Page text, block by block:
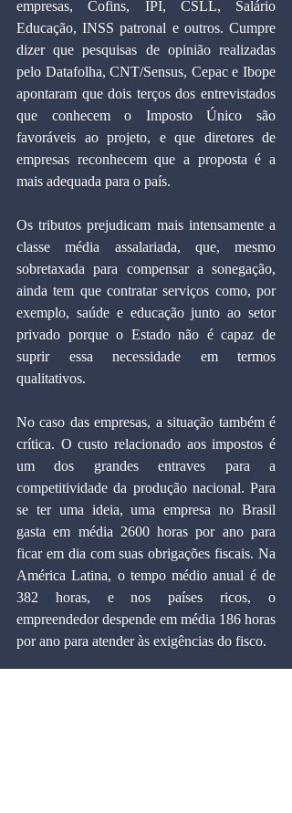
empresas, Cofins, IPI, CSLL, Salário
Educação, INSS patronal e outros. Cumpre
dizer que pesquisas de opinião realizadas
pelo Datafolha, CNT/Sensus, Cepac e Ibope
apontaram que dois terços dos entrevistados
que conhecem o Imposto Único são
favoráveis ao projeto, e que diretores de
empresas reconhecem que a proposta é a
mais adequada para o país.
Os tributos prejudicam mais intensamente a
classe média assalariada, que, mesmo
sobretaxada para compensar a sonegação,
ainda tem que contratar serviços como, por
exemplo, saúde e educação junto ao setor
privado porque o Estado não é capaz de
suprir essa necessidade em termos
qualitativos.
No caso das empresas, a situação também é
crítica. O custo relacionado aos impostos é
um dos grandes entraves para a
competitividade da produção nacional. Para
se ter uma ideia, uma empresa no Brasil
gasta em média 2600 horas por ano para
ficar em dia com suas obrigações fiscais. Na
América Latina, o tempo médio anual é de
382 horas, e nos países ricos, o
empreendedor despende em média 186 horas
por ano para atender às exigências do fisco.